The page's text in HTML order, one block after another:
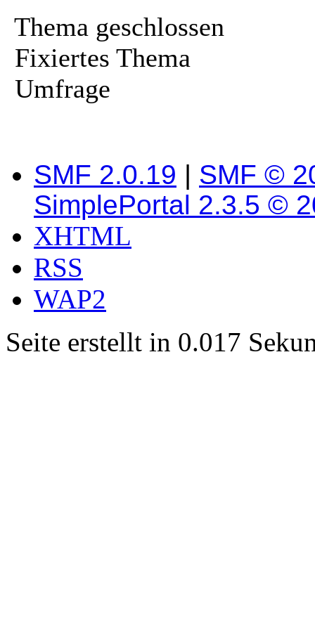
Thema geschlossen
Fixiertes Thema
Umfrage
SMF 2.0.19 | SMF ©
SimplePortal 2.3.5 ©
XHTML
RSS
WAP2
Seite erstellt in 0.017